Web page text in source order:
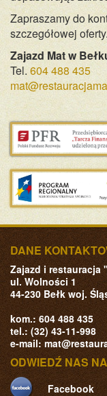
Zapraszamy do
szczegółowej oferty.
Zajazd Mat w
Tel.604 488 435
DANE
Zajazd i restauracja
ul. Wolności 1
44-230 Bełk woj.
kom.: 604 488 435
tel.: (32) 43-11-998
e-mail:
ODWIEDŹ NAS
Facebook